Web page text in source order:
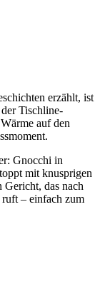
erzählt, ist
Tischline-
auf den
Gnocchi in
mit knusprigen
das nach
– einfach zum